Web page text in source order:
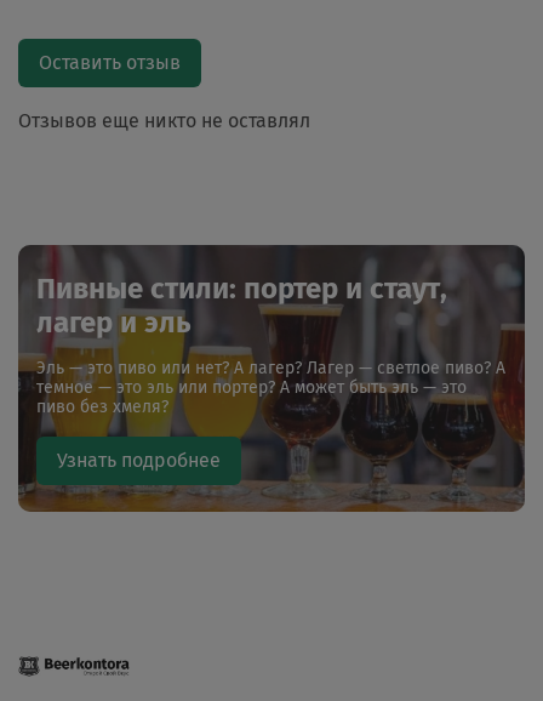
Отзывов еще никто не оставлял
Оставить отзыв
Пивные стили: портер и стаут,
лагер и эль
Эль — это пиво или нет? А лагер? Лагер — светлое пиво? А
темное — это эль или портер? А может быть эль — это
пиво без хмеля?
Узнать подробнее